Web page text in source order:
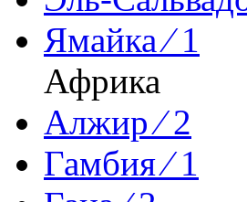
Ямайка ⁄ 1
Африка
Алжир ⁄ 2
Гамбия ⁄ 1